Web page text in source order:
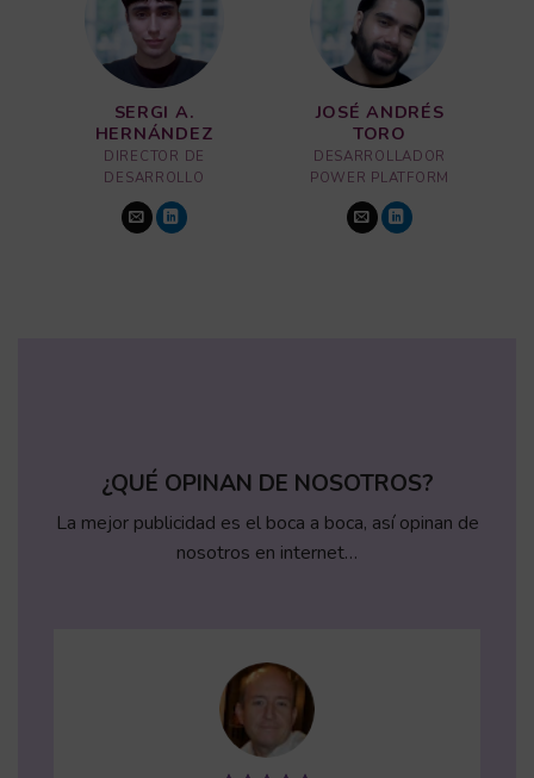
SERGI A.
HERNÁNDEZ
DIRECTOR DE
DESARROLLO
JOSÉ ANDRÉS
TORO
DESARROLLADOR
POWER PLATFORM
¿QUÉ OPINAN DE NOSOTROS?
La mejor publicidad es el boca a boca, así opinan de
nosotros en internet…